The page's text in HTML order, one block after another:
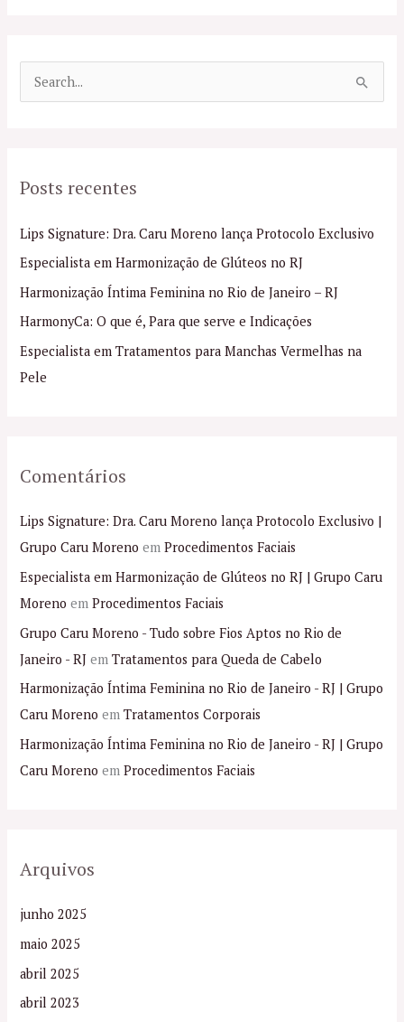
u
s
a
r
p
o
r
Posts recentes
Lips Signature: Dra. Caru Moreno lança Protocolo Exclusivo
Especialista em Harmonização de Glúteos no RJ
Harmonização Íntima Feminina no Rio de Janeiro – RJ
HarmonyCa: O que é, Para que serve e Indicações
Especialista em Tratamentos para Manchas Vermelhas na
Pele
Comentários
Lips Signature: Dra. Caru Moreno lança Protocolo Exclusivo |
Grupo Caru Moreno emProcedimentos Faciais
Especialista em Harmonização de Glúteos no RJ | Grupo Caru
Moreno emProcedimentos Faciais
Grupo Caru Moreno - Tudo sobre Fios Aptos no Rio de
Janeiro - RJ emTratamentos para Queda de Cabelo
Harmonização Íntima Feminina no Rio de Janeiro - RJ | Grupo
Caru Moreno emTratamentos Corporais
Harmonização Íntima Feminina no Rio de Janeiro - RJ | Grupo
Caru Moreno emProcedimentos Faciais
Arquivos
junho 2025
maio 2025
abril 2025
abril 2023